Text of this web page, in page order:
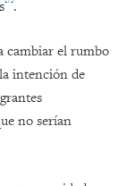
.
cambiar el rumbo
intención de
no serían